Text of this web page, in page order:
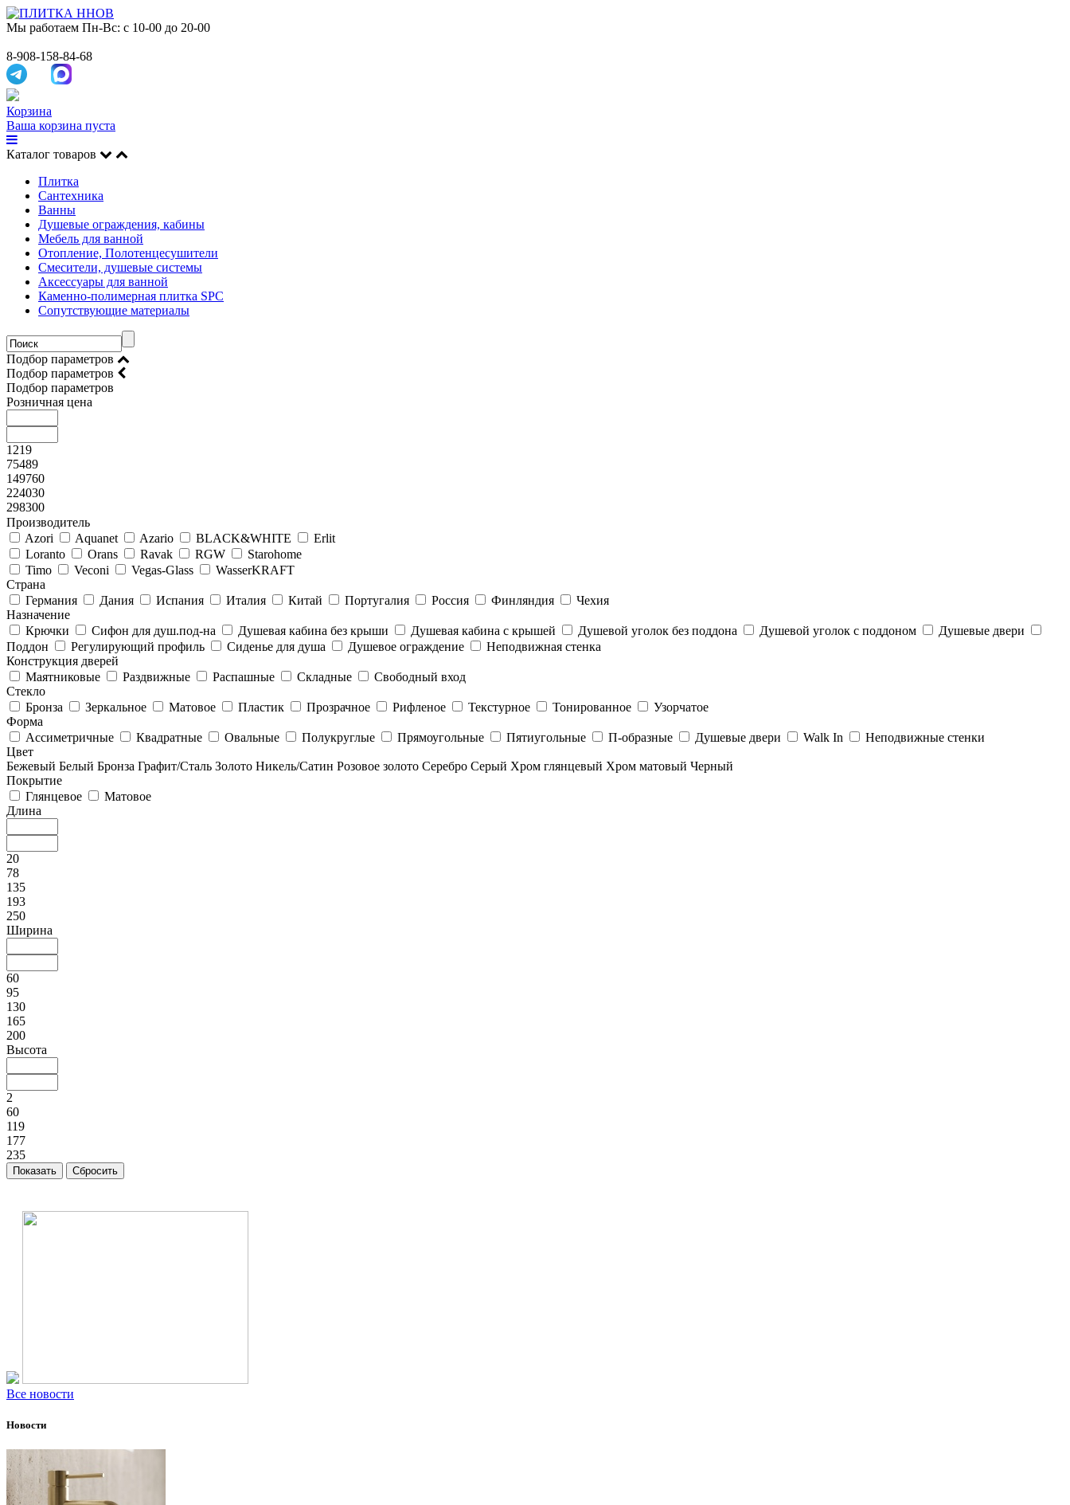
Мы работаем Пн-Вс: с 10-00 до 20-00
8-908-158-84-68
Корзина
Ваша корзина пуста
Каталог товаров
Плитка
Сантехника
Ванны
Душевые ограждения, кабины
Мебель для ванной
Отопление, Полотенцесушители
Смесители, душевые системы
Аксессуары для ванной
Каменно-полимерная плитка SPC
Сопутствующие материалы
Подбор параметров
Подбор параметров
Подбор параметров
Розничная цена
1219
75489
149760
224030
298300
Производитель
Azori
Aquanet Azario BLACK&WHITE
Erlit
Loranto
Orans Ravak RGW
Starohome
Timo
Veconi Vegas-Glass
WasserKRAFT
Страна
Германия
Дания Испания Италия Китай Португалия Россия Финляндия
Чехия
Назначение
Крючки
Сифон для душ.под-на Душевая кабина без крыши Душевая кабина с крышей Душевой уголок без поддона Душевой уголок с поддоном
Душевые двери
Поддон
Регулирующий профиль Сиденье для душа Душевое ограждение
Неподвижная стенка
Конструкция дверей
Маятниковые
Раздвижные Распашные Складные
Свободный вход
Стекло
Бронза
Зеркальное Матовое Пластик Прозрачное Рифленое Текстурное Тонированное
Узорчатое
Форма
Ассиметричные
Квадратные Овальные Полукруглые Прямоугольные Пятиугольные П-образные Душевые двери Walk In
Неподвижные стенки
Цвет
Бежевый Белый Бронза Графит/Сталь Золото Никель/Сатин Розовое золото Серебро Серый Хром глянцевый Хром матовый Черный
Покрытие
Глянцевое
Матовое
Длина
20
78
135
193
250
Ширина
60
95
130
165
200
Высота
2
60
119
177
235
Все новости
Новости